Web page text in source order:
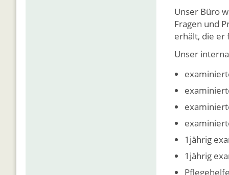
Unser Büro
Fragen und
erhält, die er
Unser
1jährig
1jährig